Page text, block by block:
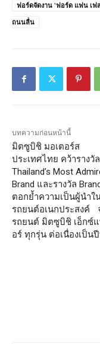
ฟอร์ดจัดงาน 'ฟอร์ด แฟน เ
ถนนลื่น
บทความก่อนหน้านี้
มิตซูบิชิ มอเตอร์ส
ประเทศไทย คว้ารางวั
Thailand’s Most
Brand และรางวัล
ตอกย้ำความเป็นผู้นำใ
รถยนต์อเนกประสงค์
รถยนต์ มิตซูบิชิ เอ็กซ์
อร์ ทุกรุ่น ต่อเนื่องเป็น